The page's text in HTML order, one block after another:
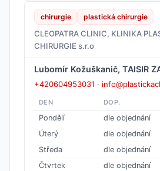
chirurgie plastická chirurgie
CLEOPATRA CLINIC, KLINIKA
CHIRURGIE s.r.o
Lubomír Kožuškanič, TAISIR
+420604953031 ·
DEN DOP.
Pondělí
dle objednání
Úterý
dle objednání
Středa
dle objednání
Čtvrtek
dle objednání